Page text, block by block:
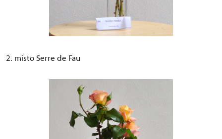
2. místo Serre de Fau